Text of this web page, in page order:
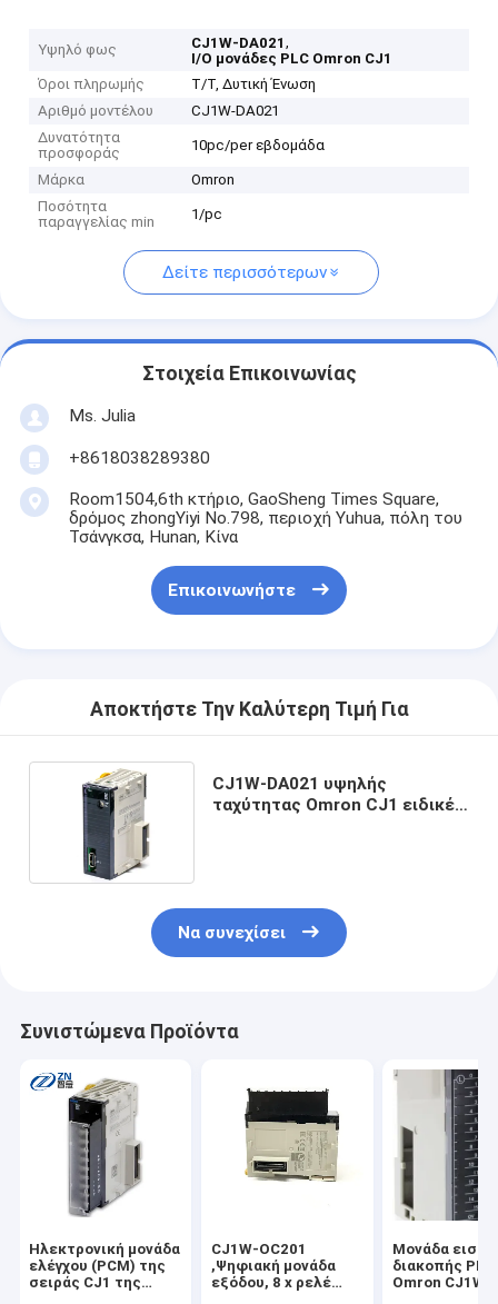
Υψηλό φως CJ1W-DA021,
I/O μονάδες PLC Omron CJ1
Όροι πληρωμής
T/T, Δυτική Ένωση
Αριθμό μοντέλου
CJ1W-DA021
Δυνατότητα
προσφοράς
10pc/per εβδομάδα
Μάρκα
Omron
Ποσότητα
παραγγελίας min
1/pc
Δείτε περισσότερων
Στοιχεία Επικοινωνίας
Ms. Julia
+8618038289380
Room1504,6th κτήριο, GaoSheng Times Square,
δρόμος zhongYiyi No.798, περιοχή Yuhua, πόλη του
Τσάνγκσα, Hunan, Κίνα
Επικοινωνήστε
Αποκτήστε Την Καλύτερη Τιμή Για
CJ1W-DA021 υψηλής
ταχύτητας Omron CJ1 ειδικές
Να συνεχίσει
Συνιστώμενα Προϊόντα
Ηλεκτρονική μονάδα
ελέγχου (PCM) της
σειράς CJ1 της
CJ1W-OC201
,Ψηφιακή μονάδα
εξόδου, 8 x ρελέ
Μονάδα
διακοπής PLC
Omron CJ1W